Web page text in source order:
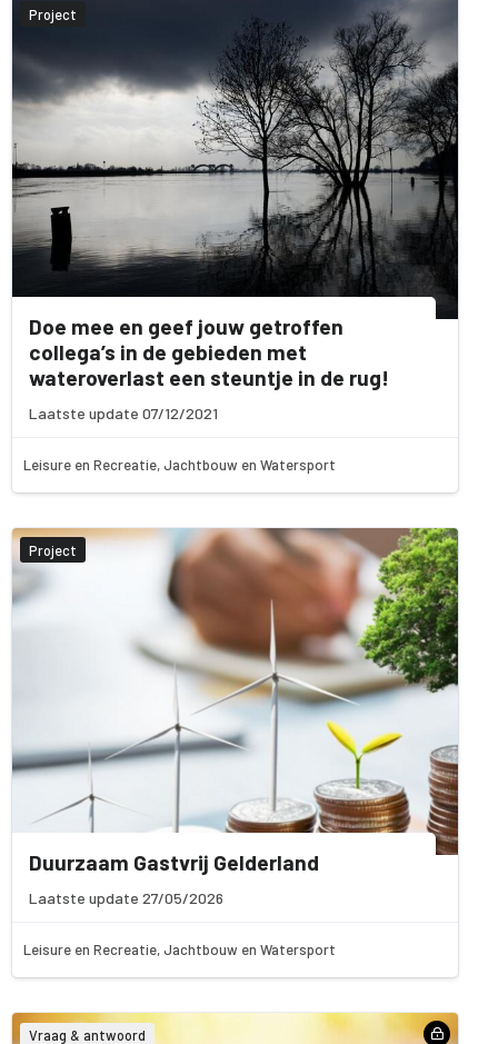
Project
Doe mee en geef jouw getroffen
collega’s in de gebieden met
wateroverlast een steuntje in de rug!
Laatste update 07/12/2021
Leisure en Recreatie, Jachtbouw en Watersport
Project
Duurzaam Gastvrij Gelderland
Laatste update 27/05/2026
Leisure en Recreatie, Jachtbouw en Watersport
Vraag & antwoord